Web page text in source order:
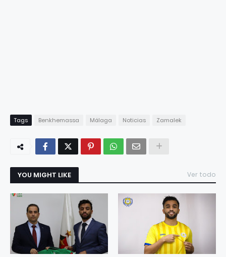
Tags Benkhemassa Málaga Noticias Zamalek
YOU MIGHT LIKE Ver todo